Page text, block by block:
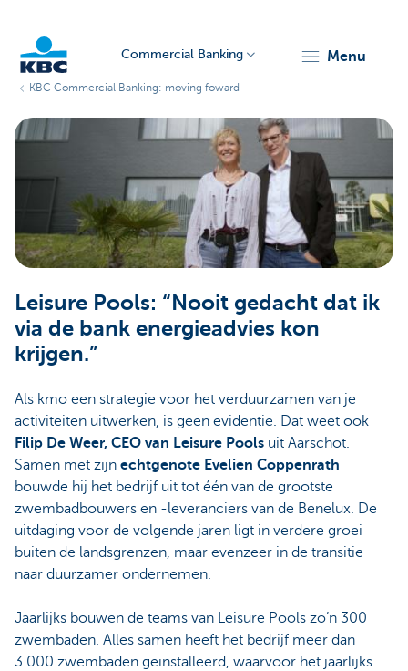
Corporate
Commercial Banking menu
KBC Commercial Banking: moving foward
Leisure Pools: “Nooit gedacht dat ik
via de bank energieadvies kon
krijgen.”
Als kmo een strategie voor het verduurzamen van je
activiteiten uitwerken, is geen evidentie. Dat weet ook
Filip De Weer, CEO van Leisure Pools uit Aarschot.
Samen met zijn echtgenote Evelien Coppenrath
bouwde hij het bedrijf uit tot één van de grootste
zwembadbouwers en -leveranciers van de Benelux. De
uitdaging voor de volgende jaren ligt in verdere groei
buiten de landsgrenzen, maar evenzeer in de transitie
naar duurzamer ondernemen.
Jaarlijks bouwen de teams van Leisure Pools zo’n 300
zwembaden. Alles samen heeft het bedrijf meer dan
3.000 zwembaden geïnstalleerd, waarvoor het jaarlijks